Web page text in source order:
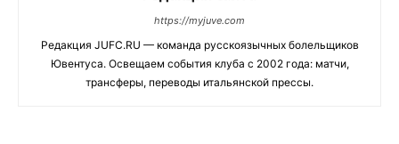
https://myjuve.com
Редакция JUFC.RU — команда русскоязычных болельщиков
Ювентуса. Освещаем события клуба с 2002 года: матчи,
трансферы, переводы итальянской прессы.